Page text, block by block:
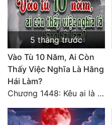
Sát Phạt Quyết Đoán
Điềm Đạm
5 tháng trước
Vào Tù 10 Năm, Ai Còn
Thấy Việc Nghĩa Là Hăng
Hái Làm?
Chương 1448: Kêu ai là cha?